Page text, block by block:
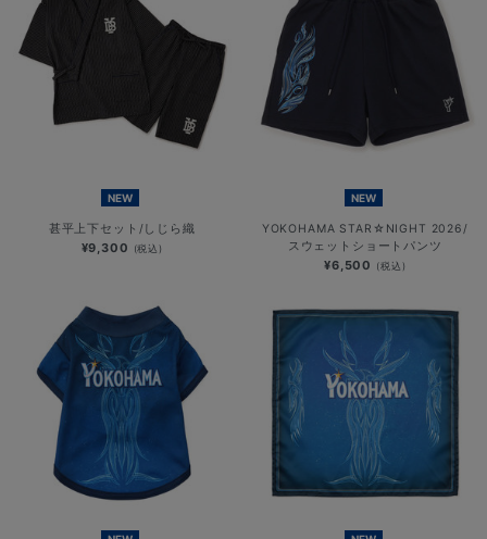
NEW
甚平上下セット/しじら織
¥9,300 (税込)
NEW
YOKOHAMA STAR☆NIGHT 2026/
スウェットショートパンツ
¥6,500 (税込)